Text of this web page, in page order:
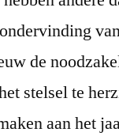
de
stelsel te
aan het